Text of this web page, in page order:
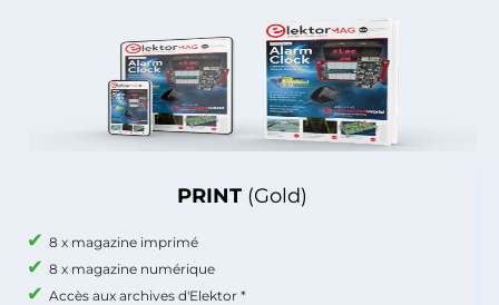
PRINT (Gold)
8 x magazine imprimé
8 x magazine numérique
Accès aux archives d'Elektor *